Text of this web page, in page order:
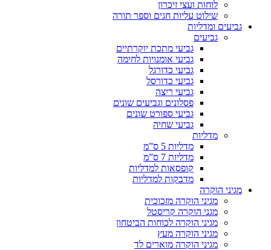
לוחות ועצי זיכרון
שילוט עליות חגים וספר תורה
גביעים ומדליות
גביעים
גביעי מתכת יוקרתיים
גביעי אומנויות לחימה
גביעי כדורגל
גביעי כדורסל
גביעי ריצה
פסלונים וגביעים שונים
גביעי ספורט שונים
גביעי שחיה
מדליות
מדליות 5 ס”מ
מדליות 7 ס”מ
קופסאות למדליות
מדבקות למדליות
מגיני הוקרה
מגיני הוקרה מזכוכית
מגני הוקרה קריסטל
מגיני הוקרה לכוחות הביטחון
מגיני הוקרה מעץ
מגיני הוקרה מוארים לד